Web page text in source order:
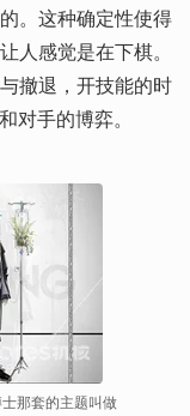
。这种确定性使得
人感觉是在下棋。
撤退，开技能的时
对手的博弈。
那套的主题叫做